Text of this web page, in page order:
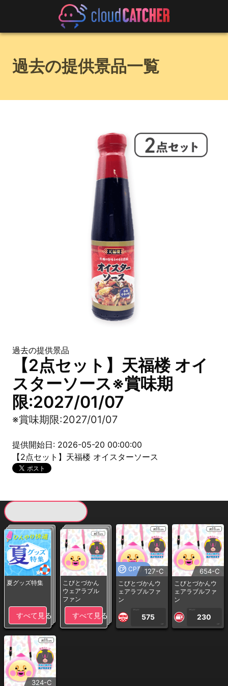
過去の提供景品一覧
過去の提供景品
【2点セット】天福楼 オイ
スターソース※賞味期
限:2027/01/07
※賞味期限:2027/01/07
提供開始日: 2026-05-20 00:00:00
【2点セット】天福楼 オイスターソース
夏グッズ特集
すべて見る
こびとづかん
ウェアラブル
ファン
すべて見る
CP専用127-C
こびとづかんウ
ェアラブルファ
ン
1PLAY
575
CP
654-C
こびとづかんウ
ェアラブルファ
ン
1PLAY
230
CP
324-C